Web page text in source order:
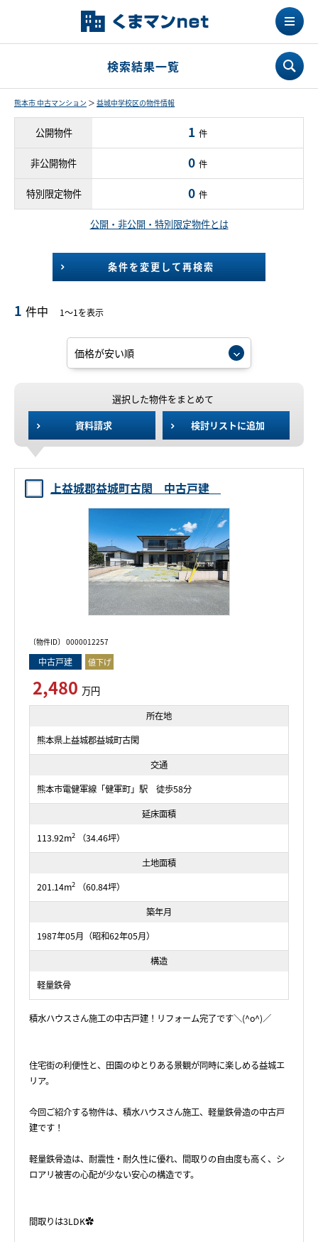
検索結果一覧
熊本市 中古マンション ＞ 益城中学校区の物件情報
公開物件 1 件
非公開物件 0 件
特別限定物件 0 件
公開・非公開・特別限定物件とは
条件を変更して再検索
1 件中 1～1を表示
選択した物件をまとめて
資料請求
検討リストに追加
上益城郡益城町古閑 中古戸建
〔物件ID〕 0000012257
中古戸建 値下げ
2,480 万円
所在地
熊本県上益城郡益城町古閑
交通
熊本市電健軍線「健軍町」駅 徒歩58分
延床面積
113.92m2
（34.46坪）
土地面積
201.14m2
（60.84坪）
築年月
1987年05月（昭和62年05月）
構造
軽量鉄骨
積水ハウスさん施工の中古戸建！リフォーム完了です＼(^o^)／
住宅街の利便性と、田園のゆとりある景観が同時に楽しめる益城エ
リア。
今回ご紹介する物件は、積水ハウスさん施工、軽量鉄骨造の中古戸
建です！
軽量鉄骨造は、耐震性・耐久性に優れ、間取りの自由度も高く、シ
ロアリ被害の心配が少ない安心の構造です。
間取りは3LDK✿